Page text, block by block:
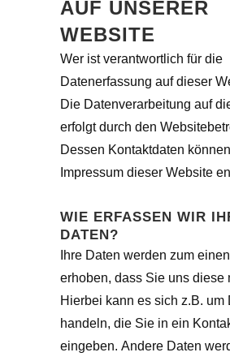
AUF UNSERER
WEBSITE
Wer ist verantwortlich für die
Datenerfassung auf dieser
Die Datenverarbeitung auf
erfolgt durch den
Dessen Kontaktdaten
Impressum dieser Website
WIE ERFASSEN WIR
DATEN?
Ihre Daten werden zum
erhoben, dass Sie uns diese
Hierbei kann es sich z.B. um
handeln, die Sie in ein
eingeben. Andere Daten